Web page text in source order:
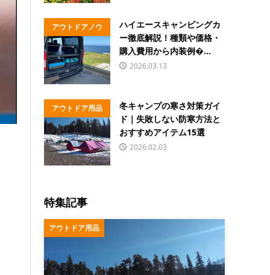
アウトドアノウ
ハウ
ハイエースキャンピングカ
ー徹底解説！種類や価格・
購入費用から内装例�...
2026.03.13
アウトドア用品
冬キャンプの寒さ対策ガイ
ド｜失敗しない防寒方法と
おすすめアイテム15選
2026.02.03
特集記事
アウトドア用品